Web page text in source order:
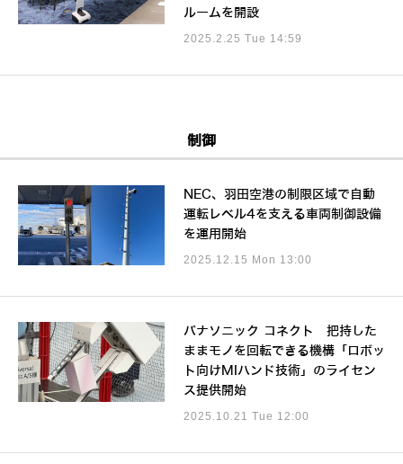
ルームを開設
2025.2.25 Tue 14:59
制御
NEC、羽田空港の制限区域で自動
運転レベル4を支える車両制御設備
を運用開始
2025.12.15 Mon 13:00
パナソニック コネクト 把持した
ままモノを回転できる機構「ロボッ
ト向けMIハンド技術」のライセン
ス提供開始
2025.10.21 Tue 12:00